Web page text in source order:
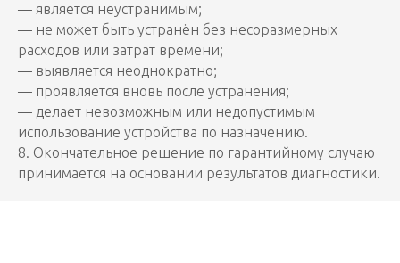
— является неустранимым;
— не может быть устранён без несоразмерных
расходов или затрат времени;
— выявляется неоднократно;
— проявляется вновь после устранения;
— делает невозможным или недопустимым
использование устройства по назначению.
8. Окончательное решение по гарантийному случаю
принимается на основании результатов диагностики.